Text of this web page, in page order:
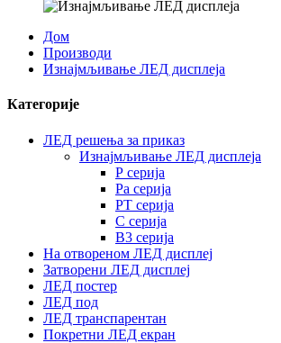
Дом
Производи
Изнајмљивање ЛЕД дисплеја
Категорије
ЛЕД решења за приказ
Изнајмљивање ЛЕД дисплеја
Р серија
Ра серија
РТ серија
С серија
В3 серија
На отвореном ЛЕД дисплеј
Затворени ЛЕД дисплеј
ЛЕД постер
ЛЕД под
ЛЕД транспарентан
Покретни ЛЕД екран